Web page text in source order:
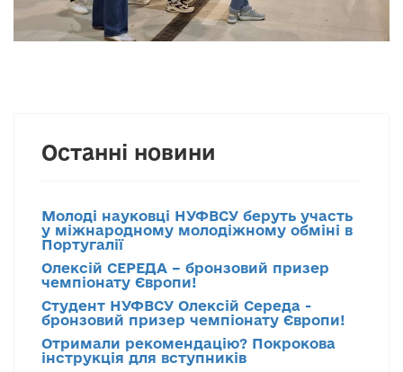
Останні новини
Молоді науковці НУФВСУ беруть участь
у міжнародному молодіжному обміні в
Португалії
Олексій СЕРЕДА – бронзовий призер
чемпіонату Європи!
Студент НУФВСУ Олексій Середа -
бронзовий призер чемпіонату Європи!
Отримали рекомендацію? Покрокова
інструкція для вступників